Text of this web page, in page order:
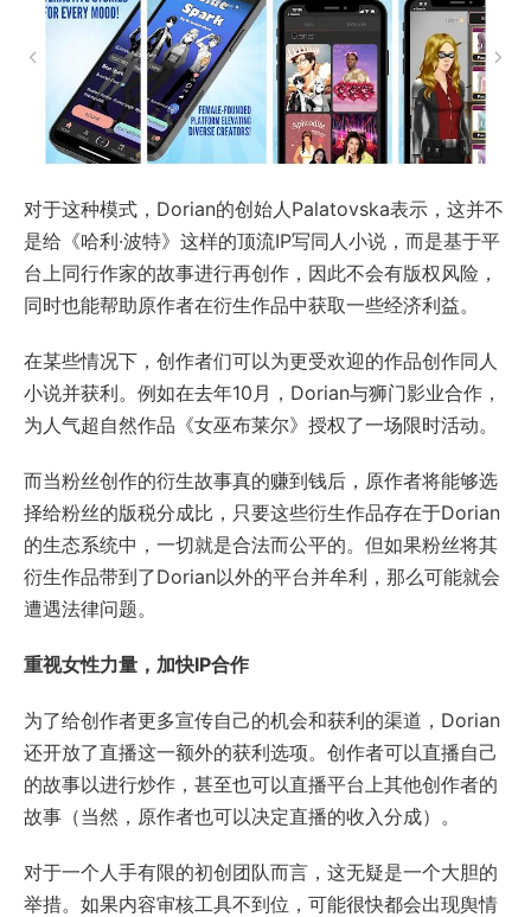
对于这种模式，Dorian的创始人Palatovska表示，这并不
是给《哈利·波特》这样的顶流IP写同人小说，而是基于平
台上同行作家的故事进行再创作，因此不会有版权风险，
同时也能帮助原作者在衍生作品中获取一些经济利益。
在某些情况下，创作者们可以为更受欢迎的作品创作同人
小说并获利。例如在去年10月，Dorian与狮门影业合作，
为人气超自然作品《女巫布莱尔》授权了一场限时活动。
而当粉丝创作的衍生故事真的赚到钱后，原作者将能够选
择给粉丝的版税分成比，只要这些衍生作品存在于Dorian
的生态系统中，一切就是合法而公平的。但如果粉丝将其
衍生作品带到了Dorian以外的平台并牟利，那么可能就会
遭遇法律问题。
重视女性力量，加快IP合作
为了给创作者更多宣传自己的机会和获利的渠道，Dorian
还开放了直播这一额外的获利选项。创作者可以直播自己
的故事以进行炒作，甚至也可以直播平台上其他创作者的
故事（当然，原作者也可以决定直播的收入分成）。
对于一个人手有限的初创团队而言，这无疑是一个大胆的
举措。如果内容审核工具不到位，可能很快都会出现舆情